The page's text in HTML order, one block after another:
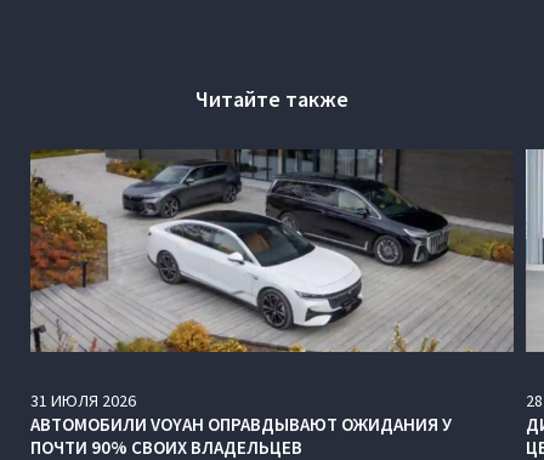
Читайте также
31 ИЮЛЯ 2026
АВТОМОБИЛИ VOYAH ОПРАВДЫВАЮТ ОЖИДАНИЯ У
ПОЧТИ 90% СВОИХ ВЛАДЕЛЬЦЕВ
28